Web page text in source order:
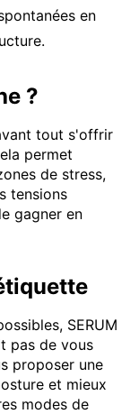
en
?
tout s'offrir
permet
de stress,
tensions
gagner en
SERUM
pas de vous
proposer une
et mieux
modes de